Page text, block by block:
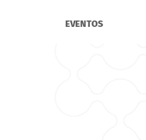
EVENTOS